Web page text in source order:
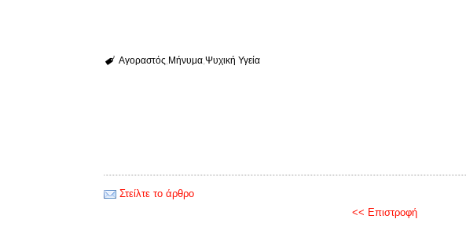
Αγοραστός Μήνυμα Ψυχική Υγεία
Στείλτε το άρθρο
<< Επιστροφή